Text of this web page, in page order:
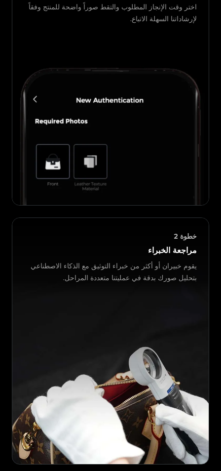
اختر وقت الإنجاز المطلوب والتقط صوراً واضحة للمنتج وفقاً
لإرشاداتنا السهلة الاتباع.
خطوة 2
مراجعة الخبراء
يقوم خبيران أو أكثر من خبراء التوثيق مع الذكاء الاصطناعي
بتحليل صورك بدقة في عمليتنا متعددة المراحل.